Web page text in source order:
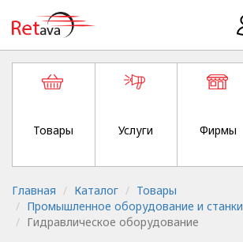
Товары Услуги Фирмы
Главная Каталог
Товары
Промышленное оборудование и станки
Гидравлическое оборудование